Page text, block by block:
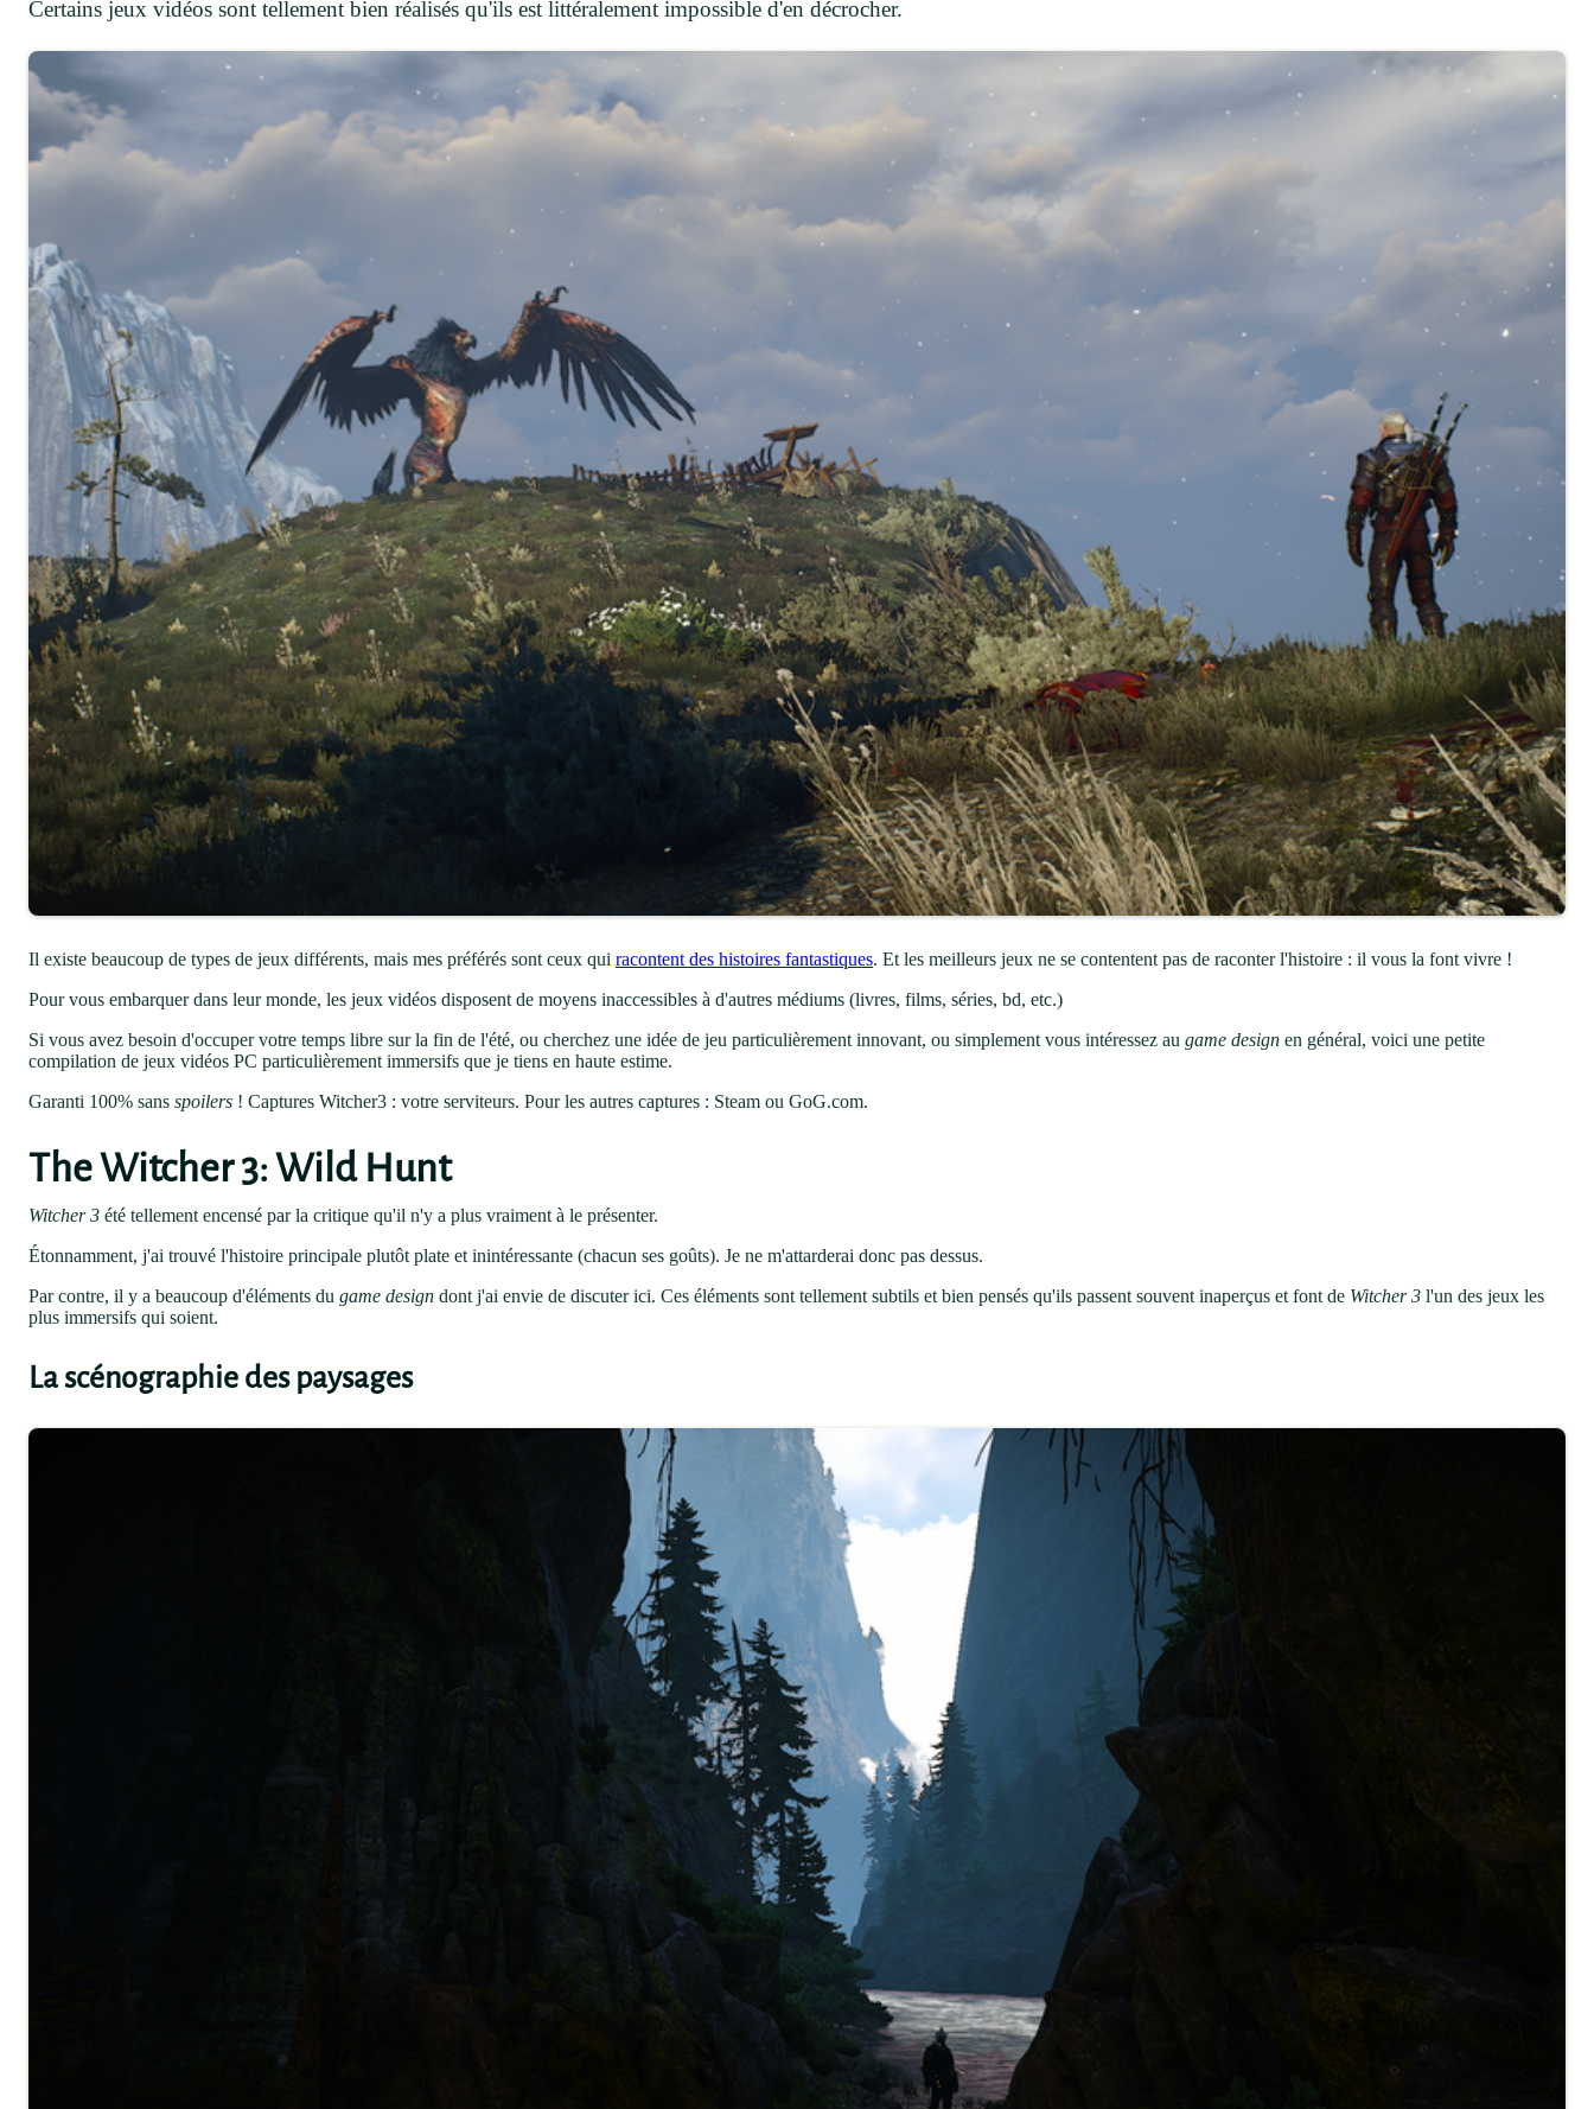
Certains jeux vidéos sont tellement bien réalisés qu'ils est littéralement impossible d'en décrocher.
Il existe beaucoup de types de jeux différents, mais mes préférés sont ceux qui racontent des histoires fantastiques. Et les meilleurs jeux ne se contentent pas de raconter l'histoire : il vous la font vivre !
Pour vous embarquer dans leur monde, les jeux vidéos disposent de moyens inaccessibles à d'autres médiums (livres, films, séries, bd, etc.)
Si vous avez besoin d'occuper votre temps libre sur la fin de l'été, ou cherchez une idée de jeu particulièrement innovant, ou simplement vous intéressez au game design en général, voici une petite
compilation de jeux vidéos PC particulièrement immersifs que je tiens en haute estime.
Garanti 100% sans spoilers ! Captures Witcher3 : votre serviteurs. Pour les autres captures : Steam ou GoG.com.
The Witcher 3: Wild Hunt
Witcher 3 été tellement encensé par la critique qu'il n'y a plus vraiment à le présenter.
Étonnamment, j'ai trouvé l'histoire principale plutôt plate et inintéressante (chacun ses goûts). Je ne m'attarderai donc pas dessus.
Par contre, il y a beaucoup d'éléments du game design dont j'ai envie de discuter ici. Ces éléments sont tellement subtils et bien pensés qu'ils passent souvent inaperçus et font de Witcher 3 l'un des jeux les
plus immersifs qui soient.
La scénographie des paysages